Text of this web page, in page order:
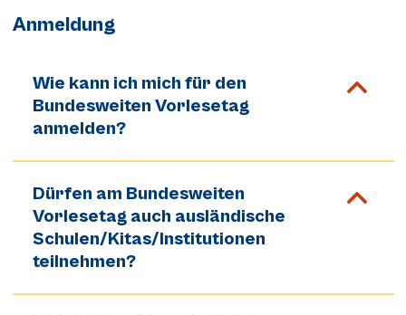
Anmeldung
Wie kann ich mich für den
Bundesweiten Vorlesetag
anmelden?
Dürfen am Bundesweiten
Vorlesetag auch ausländische
Schulen/Kitas/Institutionen
teilnehmen?